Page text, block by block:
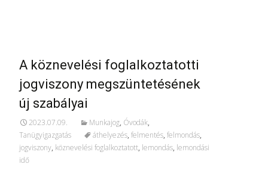
A köznevelési foglalkoztatotti
jogviszony megszüntetésének
új szabályai
2023.07.09. Munkajog, Óvodák,
Tanügyigazgatás
áthelyezés, felmentés, felmondás,
jogviszony, köznevelési foglalkoztatott, lemondás, lemondási
idő